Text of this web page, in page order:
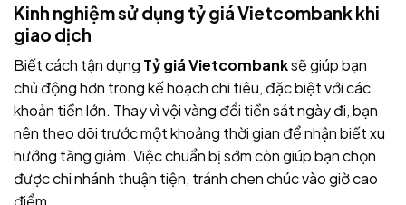
Kinh nghiệm sử dụng tỷ giá Vietcombank khi
giao dịch
Biết cách tận dụng Tỷ giá Vietcombanksẽ giúp bạn
chủ động hơn trong kế hoạch chi tiêu, đặc biệt với các
khoản tiền lớn. Thay vì vội vàng đổi tiền sát ngày đi, bạn
nên theo dõi trước một khoảng thời gian để nhận biết xu
hướng tăng giảm. Việc chuẩn bị sớm còn giúp bạn chọn
được chi nhánh thuận tiện, tránh chen chúc vào giờ cao
điểm.